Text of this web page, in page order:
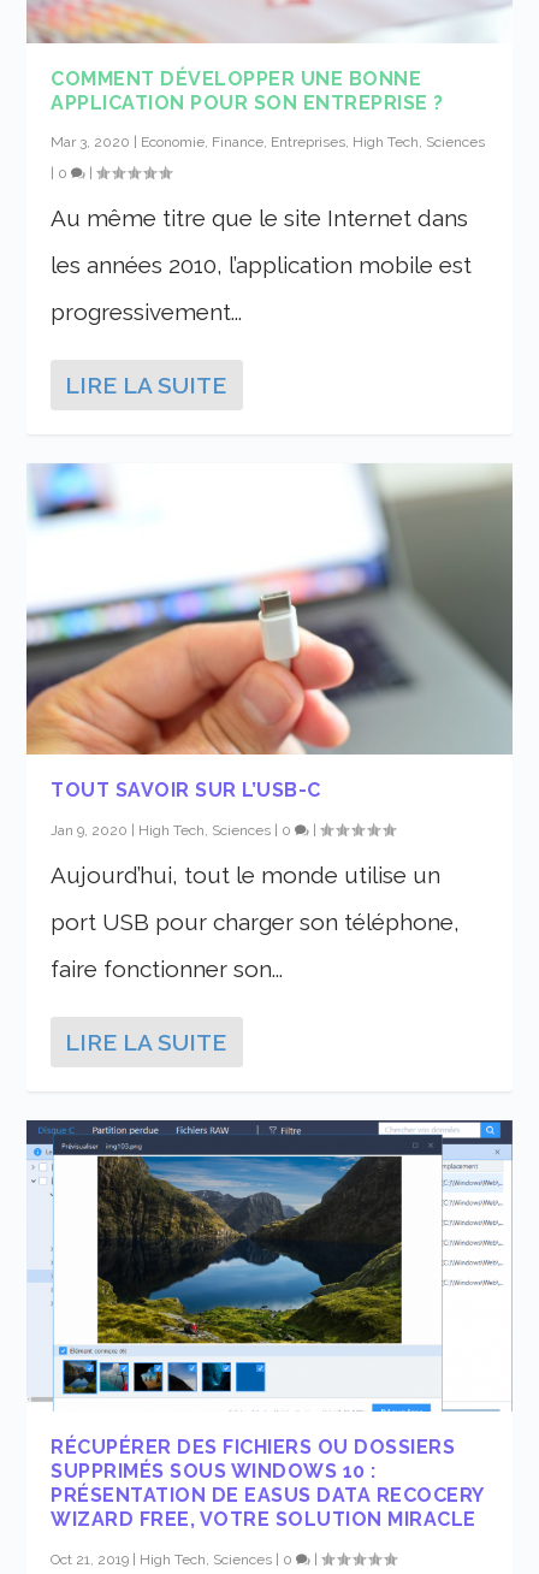
COMMENT DÉVELOPPER UNE BONNE
APPLICATION POUR SON ENTREPRISE ?
Mar 3, 2020 Economie, Finance, Entreprises, High Tech, Sciences
0 |
Au même titre que le site Internet dans
les années 2010, l’application mobile est
progressivement...
LIRE LA SUITE
TOUT SAVOIR SUR L’USB-C
Jan 9, 2020 | High Tech, Sciences | 0 |
Aujourd’hui, tout le monde utilise un
port USB pour charger son téléphone,
faire fonctionner son...
LIRE LA SUITE
RÉCUPÉRER DES FICHIERS OU DOSSIERS
SUPPRIMÉS SOUS WINDOWS 10 :
PRÉSENTATION DE EASUS DATA RECOCERY
WIZARD FREE, VOTRE SOLUTION MIRACLE
Oct 21, 2019 | High Tech, Sciences | 0 |